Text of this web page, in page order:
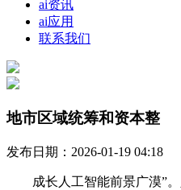
ai资讯
ai应用
联系我们
地市区域统筹和资本整
发布日期：2026-01-19 04:18
成长人工智能前景广漠”。